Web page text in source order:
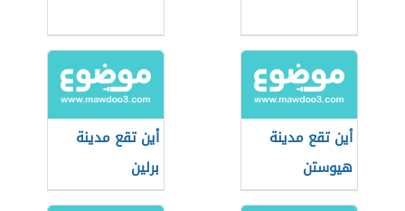
أين تقع مدينة
هيوستن
أين تقع مدينة
برلين